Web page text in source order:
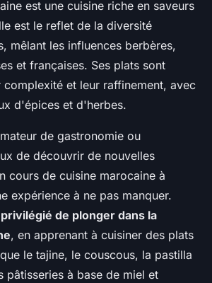
est une cuisine riche en saveurs
est le reflet de la diversité
mêlant les influences berbères,
et françaises. Ses plats sont
complexité et leur raffinement, avec
d'épices et d'herbes.
de gastronomie ou
de découvrir de nouvelles
cours de cuisine marocaine à
expérience à ne pas manquer.
de plonger dans la
, en apprenant à cuisiner des plats
le tajine, le couscous, la pastilla
pâtisseries à base de miel et